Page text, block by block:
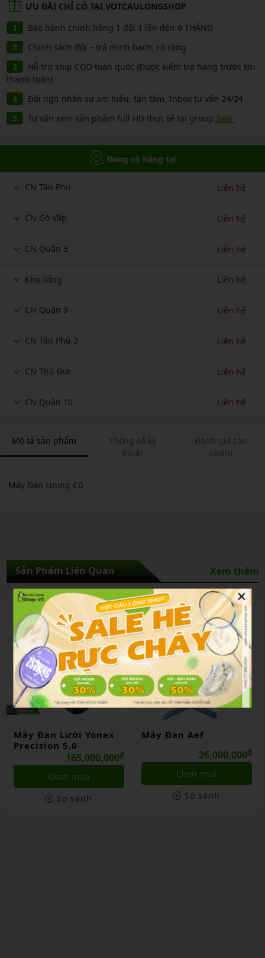
ƯU ĐÃI CHỈ CÓ TẠI VOTCAULONGSHOP
Bảo hành chính hãng 1 đổi 1 lên đến 6 THÁNG
Chính sách đổi – trả minh bạch, rõ ràng
Hỗ trợ ship COD toàn quốc (Được kiểm tra hàng trước khi
thanh toán)
Đội ngũ nhân sự am hiểu, tận tâm, Inbox tư vấn 24/24
Tư vấn xem sản phẩm full HD thực tế tại group Zalo
Đang có hàng tại
CN Tân Phú Liên hệ
CN Gò Vấp Liên hệ
CN Quận 3 Liên hệ
Kho Tổng Liên hệ
CN Quận 9 Liên hệ
CN Tân Phú 2 Liên hệ
CN Thủ Đức Liên hệ
CN Quận 10 Liên hệ
Mô tả sản phẩm
Thông số kỹ
thuật
Đánh giá sản
phẩm
Máy Đan Lining Cũ
Sản Phẩm Liên Quan Xem thêm
Máy Đan Lưới Yonex
Precision 5.0
165,000,000₫
Chọn mua
So sánh
Máy Đan Aef
26,000,000₫
Chọn mua
So sánh
×